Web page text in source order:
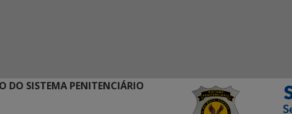
DO SISTEMA PENITENCIÁRIO